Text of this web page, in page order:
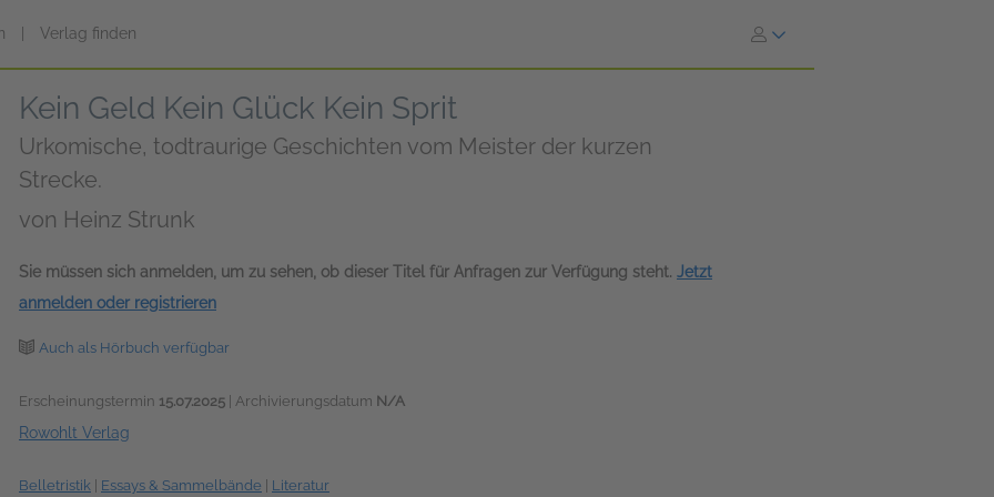
Verlag finden
Kein Geld Kein Glück Kein Sprit
Urkomische, todtraurige Geschichten vom Meister der kurzen
Strecke.
von Heinz Strunk
Sie müssen sich anmelden, um zu sehen, ob dieser Titel für Anfragen zur Verfügung steht. Jetzt
anmelden oder registrieren
Auch als Hörbuch verfügbar
Erscheinungstermin 15.07.2025 | Archivierungsdatum N/A
Rowohlt Verlag
Belletristik Essays & Sammelbände Literatur